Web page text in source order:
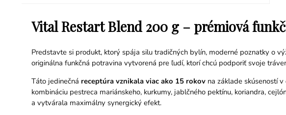
Vital Restart Blend 200 g – prémiová
Predstavte si produkt, ktorý spája silu tradičných bylín, moderné poznatky o
originálna funkčná potravina vytvorená pre ľudí, ktorí chcú podporiť svoje
Táto jedinečná receptúra vznikala viac ako 15 rokovna základe skúseností
kombináciu pestreca mariánskeho, kurkumy, jablčného pektínu, koriandra,
a vytvárala maximálny synergický efekt.